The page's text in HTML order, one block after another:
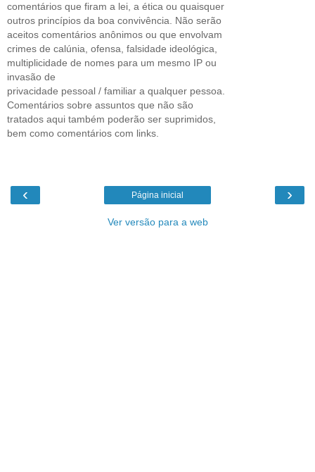
comentários que firam a lei, a ética ou quaisquer
outros princípios da boa convivência. Não serão
aceitos comentários anônimos ou que envolvam
crimes de calúnia, ofensa, falsidade ideológica,
multiplicidade de nomes para um mesmo IP ou
invasão de
privacidade pessoal / familiar a qualquer pessoa.
Comentários sobre assuntos que não são
tratados aqui também poderão ser suprimidos,
bem como comentários com links.
‹ ›
Página inicial
Ver versão para a web